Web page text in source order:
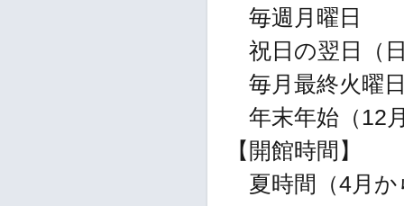
毎週月曜日
祝日の翌日（
毎月最終火曜
年末年始（12
【開館時間】
夏時間（4月か